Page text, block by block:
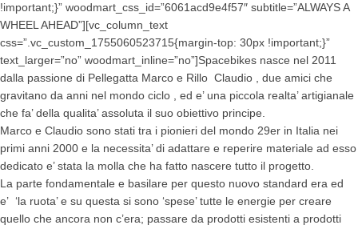
!important;}” woodmart_css_id=”6061acd9e4f57″ subtitle=”ALWAYS A
WHEEL AHEAD”][vc_column_text
css=”.vc_custom_1755060523715{margin-top: 30px !important;}”
text_larger=”no” woodmart_inline=”no”]Spacebikes nasce nel 2011
dalla passione di Pellegatta Marco e Rillo Claudio , due amici che
gravitano da anni nel mondo ciclo , ed e’ una piccola realta’ artigianale
che fa’ della qualita’ assoluta il suo obiettivo principe.
Marco e Claudio sono stati tra i pionieri del mondo 29er in Italia nei
primi anni 2000 e la necessita’ di adattare e reperire materiale ad esso
dedicato e’ stata la molla che ha fatto nascere tutto il progetto.
La parte fondamentale e basilare per questo nuovo standard era ed
e’ ‘la ruota’ e su questa si sono ‘spese’ tutte le energie per creare
quello che ancora non c’era; passare da prodotti esistenti a prodotti